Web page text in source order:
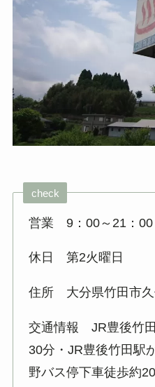
check
営業 9：00～21：00
休日 第2火曜日
住所 大分県竹田市久
交通情報 JR豊後竹
30分・JR豊後竹田駅
野バス停下車徒歩約